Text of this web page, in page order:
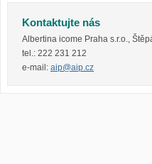
Kontaktujte nás
Albertina icome Praha s.r.o.
tel.: 222 231 212
e-mail: aip@aip.cz